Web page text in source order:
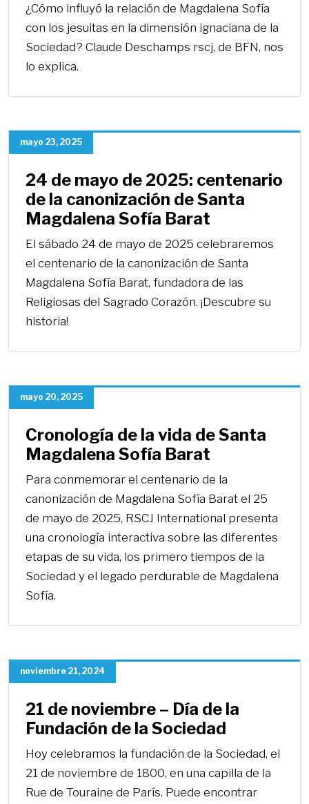
¿Cómo influyó la relación de Magdalena Sofía
con los jesuitas en la dimensión ignaciana de la
Sociedad? Claude Deschamps rscj, de BFN, nos
lo explica.
mayo 23, 2025
24 de mayo de 2025: centenario
de la canonización de Santa
Magdalena Sofía Barat
El sábado 24 de mayo de 2025 celebraremos
el centenario de la canonización de Santa
Magdalena Sofía Barat, fundadora de las
Religiosas del Sagrado Corazón. ¡Descubre su
historia!
mayo 20, 2025
Cronología de la vida de Santa
Magdalena Sofía Barat
Para conmemorar el centenario de la
canonización de Magdalena Sofía Barat el 25
de mayo de 2025, RSCJ International presenta
una cronología interactiva sobre las diferentes
etapas de su vida, los primero tiempos de la
Sociedad y el legado perdurable de Magdalena
Sofía.
noviembre 21, 2024
21 de noviembre – Día de la
Fundación de la Sociedad
Hoy celebramos la fundación de la Sociedad, el
21 de noviembre de 1800, en una capilla de la
Rue de Touraine de París. Puede encontrar